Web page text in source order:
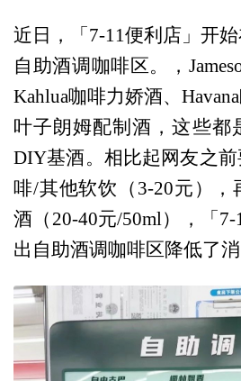
近日，「7-11便利店」开
自助酒调咖啡区。，
Kahlua咖啡力娇酒、
叶子朗姆配制酒，这些都
DIY基酒。相比起网友之
啡/其他软饮（3-20元）
酒（20-40元/50ml），「
出自助酒调咖啡区降低了